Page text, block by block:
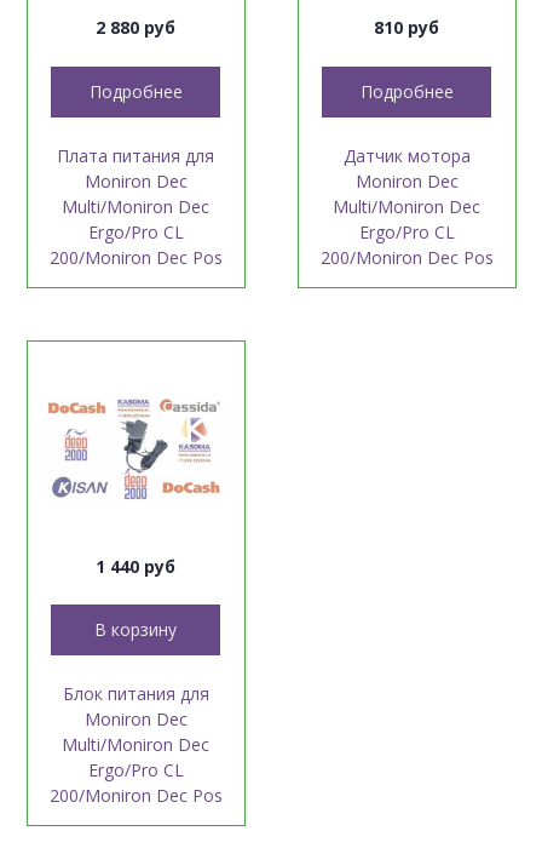
2 880 руб
Подробнее
Плата питания для
Moniron Dec
Multi/Moniron Dec
Ergo/Pro CL
200/Moniron Dec Pos
810 руб
Подробнее
Датчик мотора
Moniron Dec
Multi/Moniron Dec
Ergo/Pro CL
200/Moniron Dec Pos
1 440 руб
В корзину
Блок питания для
Moniron Dec
Multi/Moniron Dec
Ergo/Pro CL
200/Moniron Dec Pos